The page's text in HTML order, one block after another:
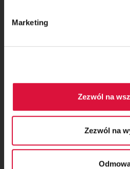
Marketing
Zezwól na
Zezwól na
Wystudzone ciasto posyp cukrem
Oceń